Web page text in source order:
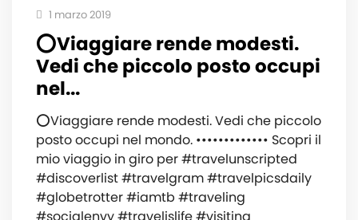
1 marzo 2019
⭕️Viaggiare rende modesti.
Vedi che piccolo posto occupi
nel...
⭕️Viaggiare rende modesti. Vedi che piccolo
posto occupi nel mondo. ••••••••••••• ‍️Scopri il
mio viaggio in giro per #travelunscripted
#discoverlist #travelgram #travelpicsdaily
#globetrotter #iamtb #traveling